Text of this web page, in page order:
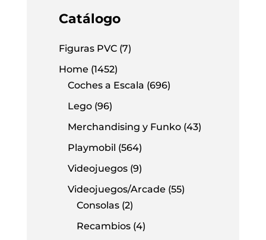
Catálogo
Figuras PVC (7)
Home (1452)
Coches a Escala (696)
Lego (96)
Merchandising y Funko (43)
Playmobil (564)
Videojuegos (9)
Videojuegos/Arcade (55)
Consolas (2)
Recambios (4)